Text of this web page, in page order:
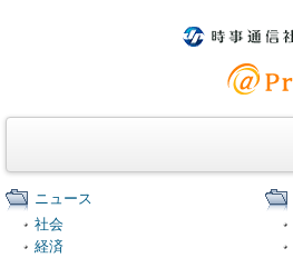
ニュース
社会
経済